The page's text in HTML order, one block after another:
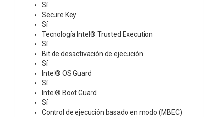
Sí
Secure Key
Sí
Tecnología Intel® Trusted Execution
Sí
Bit de desactivación de ejecución
Sí
Intel® OS Guard
Sí
Intel® Boot Guard
Sí
Control de ejecución basado en modo (MBEC)